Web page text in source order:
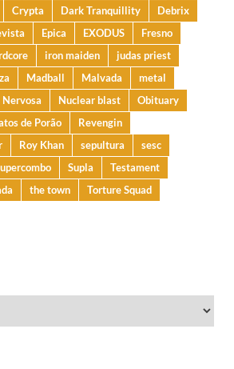
Crypta Dark Tranquillity
Debrix
Epica EXODUS
Fresno
iron maiden
judas priest
Madball Malvada
metal
Nervosa Nuclear blast
Obituary
de Porão
Revengin
Roy Khan sepultura
sesc
Supla
Testament
the town
Torture Squad